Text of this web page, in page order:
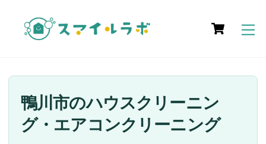
content
Cart
鴨川市のハウスクリーニン
グ・エアコンクリーニング